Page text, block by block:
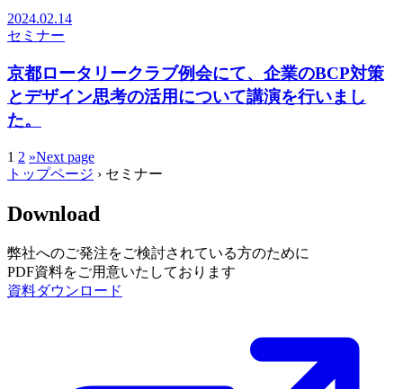
2024.02.14
セミナー
京都ロータリークラブ例会にて、企業のBCP対策
とデザイン思考の活用について講演を行いまし
た。
1 2 »Next page
トップページ › セミナー
Download
弊社へのご発注をご検討されている方のために
PDF資料をご用意いたしております
資料ダウンロード